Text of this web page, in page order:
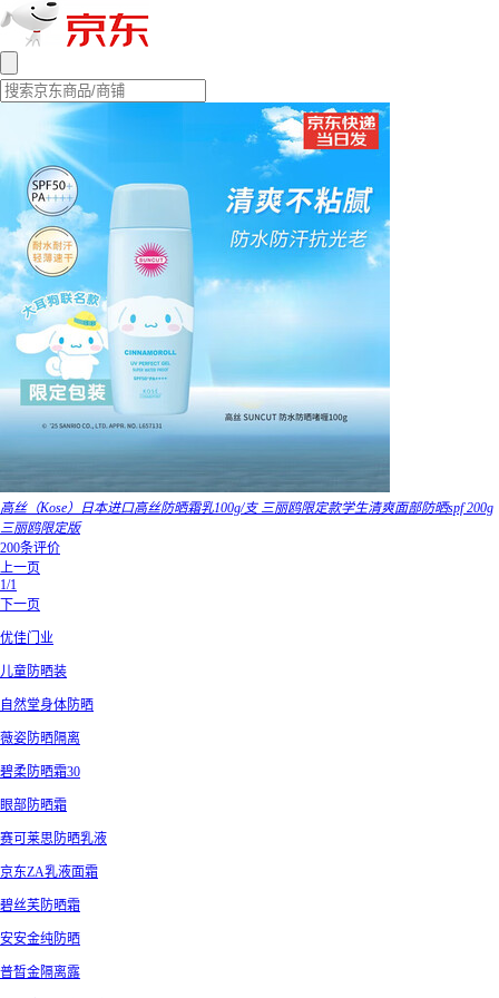
高丝（Kose）日本进口高丝防晒霜乳100g/支 三丽鸥限定款学生清爽面部防晒spf 200g
三丽鸥限定版
200条评价
上一页
1/1
下一页
优佳门业
儿童防晒装
自然堂身体防晒
薇姿防晒隔离
碧柔防晒霜30
眼部防晒霜
赛可莱思防晒乳液
京东ZA乳液面霜
碧丝芙防晒霜
安安金纯防晒
普晳金隔离露